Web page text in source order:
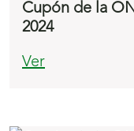
Cupón de la
2024
Ver